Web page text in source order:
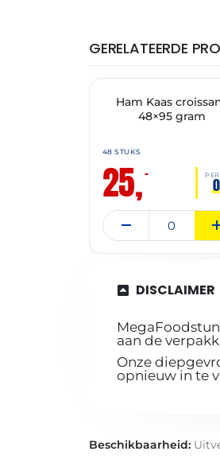
GERELATEERDE
🔥 OP=OP
Ham Kaas
48×95 gram
48 STUKS
25,–
DISCLAIMER
aan de
Onze
opnieuw in te
Beschikbaarheid: